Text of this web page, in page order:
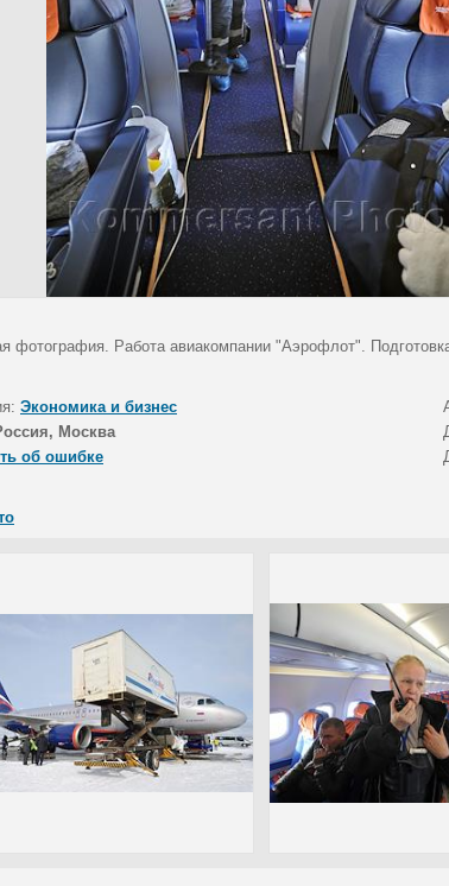
фотография. Работа авиакомпании "Аэрофлот".
Экономика и бизнес
Москва
об ошибке